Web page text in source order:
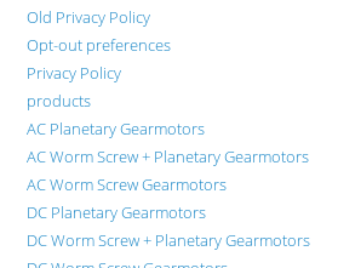
Old Privacy Policy
Opt-out preferences
Privacy Policy
products
AC Planetary Gearmotors
AC Worm Screw + Planetary Gearmotors
AC Worm Screw Gearmotors
DC Planetary Gearmotors
DC Worm Screw + Planetary Gearmotors